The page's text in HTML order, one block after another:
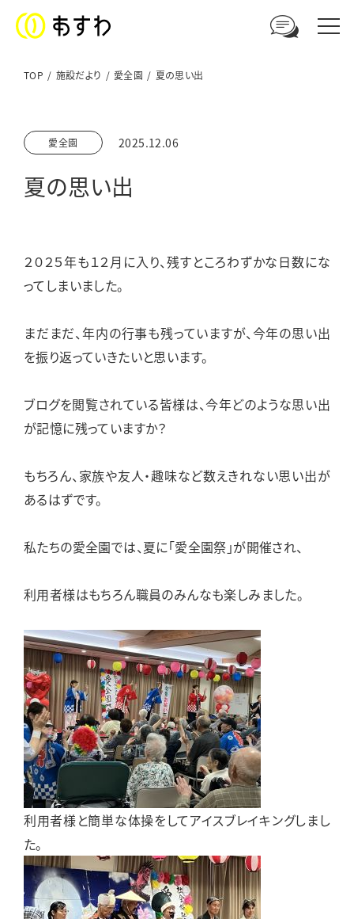
ご相談やお問い合わせはこちら
電話からのお問い合わせ
ウェブからのお問い合わせ
TOP 施設だより 愛全園 夏の思い出
愛全園 2025.12.06
夏の思い出
２０２５年も１２月に入り、残すところわずかな日数にな
ってしまいました。
まだまだ、年内の行事も残っていますが、今年の思い出
を振り返っていきたいと思います。
ブログを閲覧されている皆様は、今年どのような思い出
が記憶に残っていますか？
もちろん、家族や友人・趣味など数えきれない思い出が
あるはずです。
私たちの愛全園では、夏に「愛全園祭」が開催され、
利用者様はもちろん職員のみんなも楽しみました。
利用者様と簡単な体操をしてアイスブレイキングしまし
た。